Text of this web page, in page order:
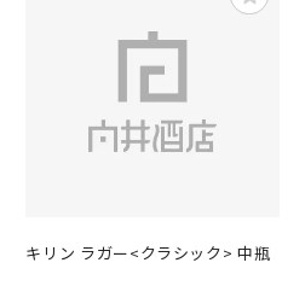
キリン ラガー<クラシック> 中瓶